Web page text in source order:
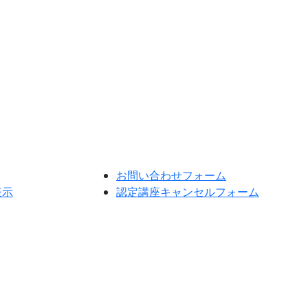
お問い合わせフォーム
認定講座キャンセルフォーム